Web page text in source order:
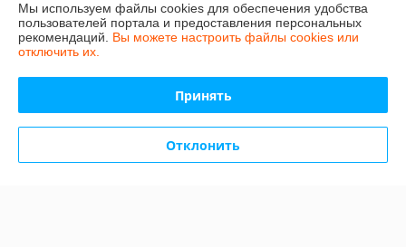
О нас
Доставка и оплата
Мы используем файлы cookies для обеспечения удобства
пользователей портала и предоставления персональных
рекомендаций. Вы можете настроить файлы cookies или
отключить их.
Принять
Отклонить